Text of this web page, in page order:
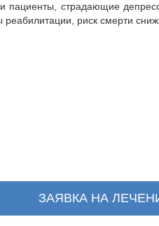
пациенты, страдающие
реабилитации, риск смерти
ЗАЯВКА НА